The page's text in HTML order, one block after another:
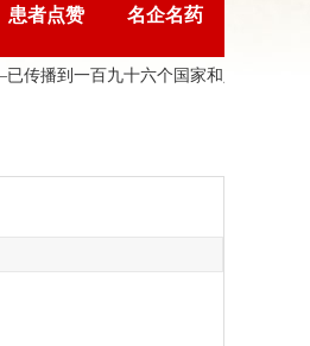
患者点赞 名企名药
到一百九十六个国家和八部门联合印发